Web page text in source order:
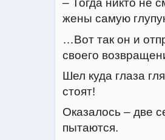
– Тогда никто не
жены самую
…Вот так он и
своего
Шел куда глаза
стоят!
Оказалось – две
пытаются.